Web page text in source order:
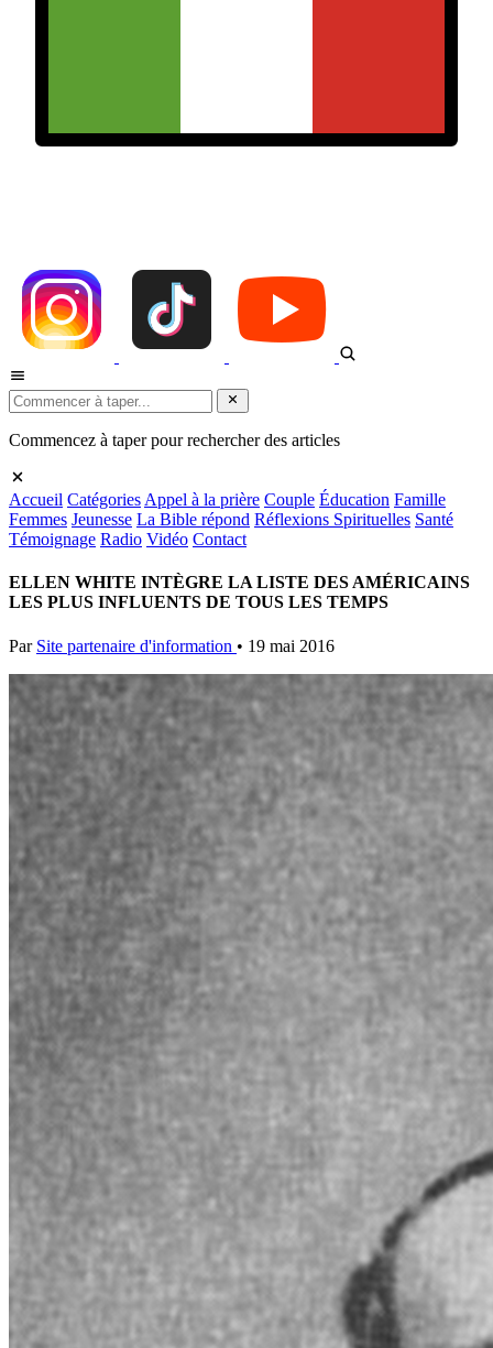
Commencez à taper pour rechercher des articles
Accueil Catégories Appel à la prière Couple Éducation Famille
Femmes Jeunesse La Bible répond Réflexions Spirituelles Santé
Témoignage Radio Vidéo Contact
ELLEN WHITE INTÈGRE LA LISTE DES AMÉRICAINS
LES PLUS INFLUENTS DE TOUS LES TEMPS
Par Site partenaire d'information • 19 mai 2016